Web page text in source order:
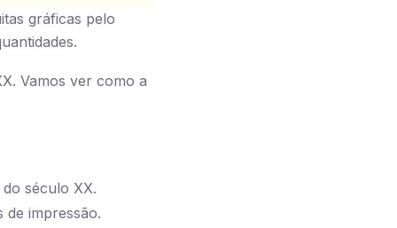
gráficas pelo
Vamos ver como a
século XX.
impressão.